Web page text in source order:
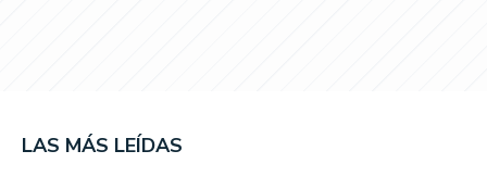
LAS MÁS LEÍDAS